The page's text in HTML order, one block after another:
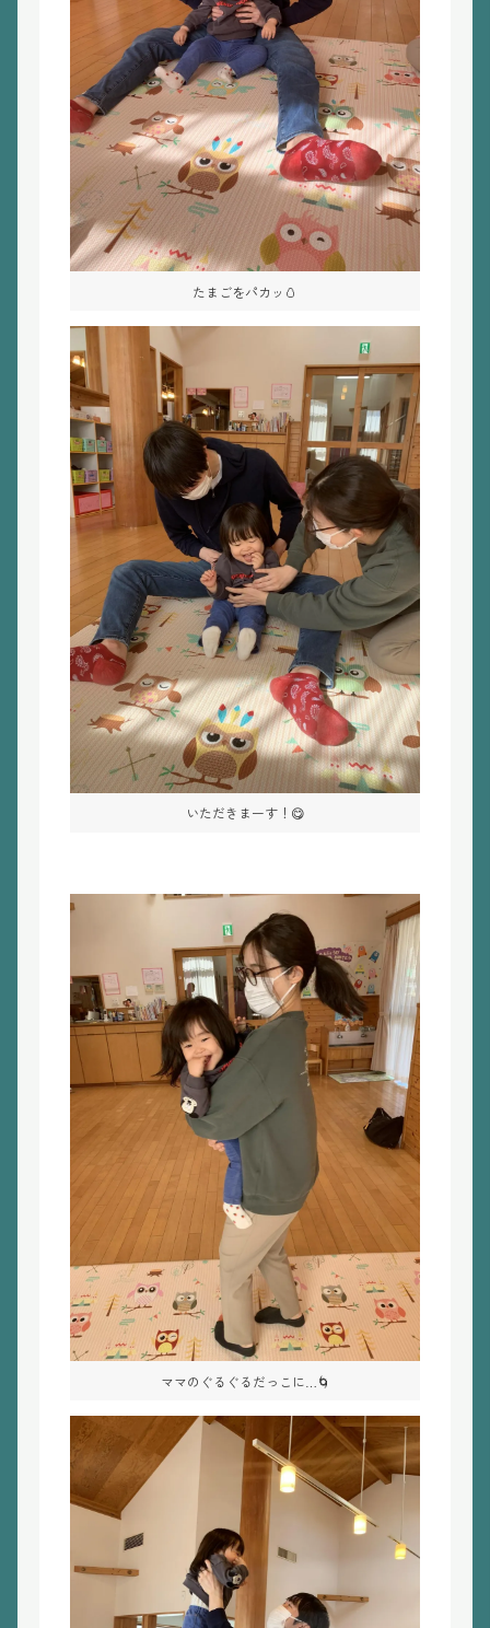
たまごをパカッ🥚
いただきまーす！😋
ママのぐるぐるだっこに…🌀